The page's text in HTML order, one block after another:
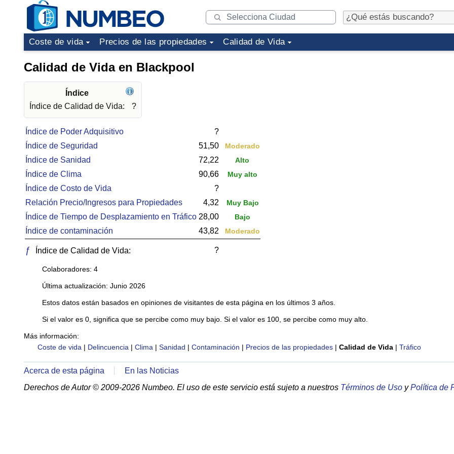
Coste de vida Precios de las propiedades Calidad de Vida
Calidad de Vida en Blackpool
Índice
Índice de Calidad de Vida:
?
Índice de Poder Adquisitivo
?
Índice de Seguridad
51,50 Moderado
Índice de Sanidad 72,22 Alto
Índice de Clima 90,66 Muy alto
Índice de Costo de Vida
?
Relación Precio/Ingresos para Propiedades
4,32 Muy Bajo
Índice de Tiempo de Desplazamiento en Tráfico 28,00 Bajo
Índice de contaminación 43,82 Moderado
ƒ Índice de Calidad de Vida: ?
Colaboradores: 4
Última actualización: Junio 2026
Estos datos están basados en opiniones de visitantes de esta página en los últimos 3 años.
Si el valor es 0, significa que se percibe como muy bajo. Si el valor es 100, se percibe como muy alto.
Más información:
Coste de vida | Delincuencia | Clima | Sanidad | Contaminación | Precios de las propiedades | Calidad de Vida | Tráfico
Acerca de esta página
En las Noticias
Derechos de Autor © 2009-2026 Numbeo. El uso de este servicio está sujeto a nuestros Términos de Uso yPolítica de